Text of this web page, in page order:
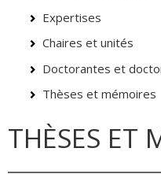
Expertises
Chaires et unités
Doctorantes et
Thèses et mémoires
THÈSES ET